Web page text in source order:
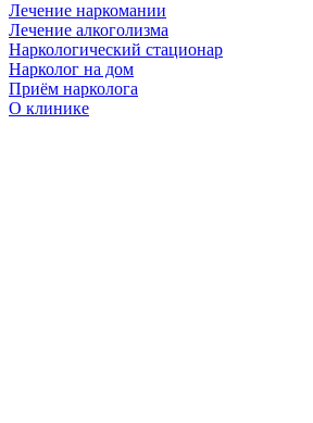
Лечение наркомании
Лечение алкоголизма
Наркологический стационар
Нарколог на дом
Приём нарколога
О клинике